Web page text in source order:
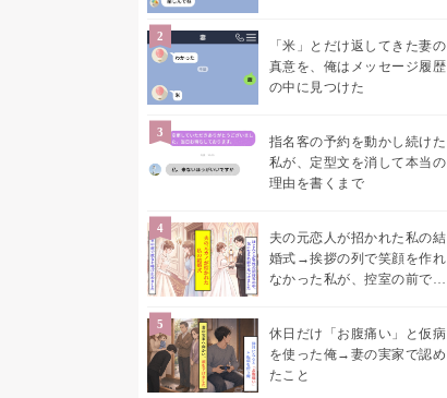
「米」とだけ返してきた妻の
真意を、俺はメッセージ履歴
の中に見つけた
指名客の予約を動かし続けた
私が、定型文を消して本当の
理由を書くまで
夫の元恋人が招かれた私の結
婚式→挨拶の列で笑顔を作れ
なかった私が、控室の前で彼
休日だけ「お腹痛い」と仮病
を使った俺→妻の実家で認め
たこと